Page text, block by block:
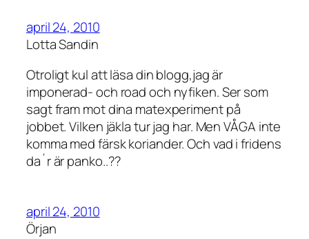
april 24, 2010
Lotta Sandin
Otroligt kul att läsa din blogg,jag är
imponerad- och road och nyfiken. Ser som
sagt fram mot dina matexperiment på
jobbet. Vilken jäkla tur jag har. Men VÅGA inte
komma med färsk koriander. Och vad i fridens
da´r är panko..??
april 24, 2010
Örjan